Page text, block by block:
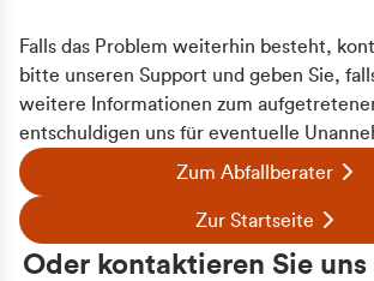
Falls das Problem weiterhin besteht,
bitte unseren Support und geben Sie,
weitere Informationen zum
entschuldigen uns für eventuelle
Zum Abfallberater
Zur Startseite
Oder kontaktieren Sie